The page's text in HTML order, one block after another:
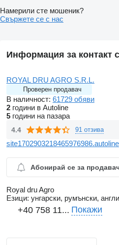
Намерили сте мошеник?
Свържете се с нас
Информация за контакт
ROYAL DRU AGRO S.R.L.
Проверен продавач
В наличност: 61729 обяви
2 години в Autoline
5 години на пазара
4.4 91 отзива
Абонирай се за
Royal dru Agro
Езици: унгарски, румънски,
+40 758 11... Покажи